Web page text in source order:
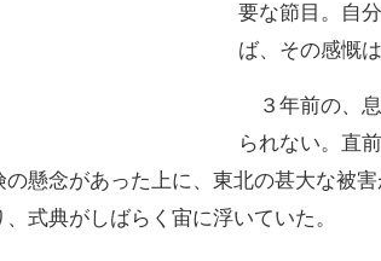
要な節目。自
ば、その感慨
３年前の、
られない。直
の懸念があった上に、東北の甚大な被
式典がしばらく宙に浮いていた。